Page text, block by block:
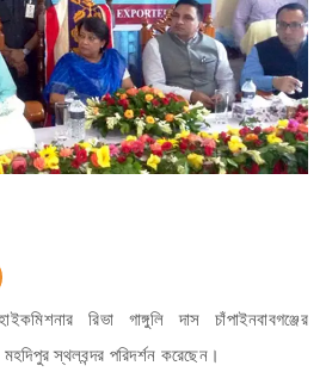
রিভা গাঙ্গুলি দাস চাঁপাইনবাবগঞ্জের
স্থলবন্দর পরিদর্শন করেছেন।